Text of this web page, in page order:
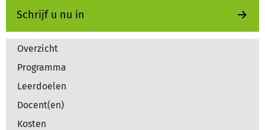
Schrijf u nu in
Overzicht
Programma
Leerdoelen
Docent(en)
Kosten